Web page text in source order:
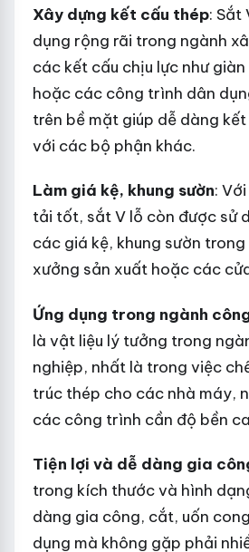
Xây dựng kết cấu thép: Sắt
dụng rộng rãi trong ngành
các kết cấu chịu lực như
hoặc các công trình dân
trên bề mặt giúp dễ dàng
với các bộ phận khác.
Làm giá kệ, khung sườn:
tải tốt, sắt V lỗ còn được sử
các giá kệ, khung sườn
xưởng sản xuất hoặc các
Ứng dụng trong ngành
là vật liệu lý tưởng trong
nghiệp, nhất là trong việc
trúc thép cho các nhà máy,
các công trình cần độ bền
Tiện lợi và dễ dàng gia
trong kích thước và hình
dàng gia công, cắt, uốn
dụng mà không gặp phải